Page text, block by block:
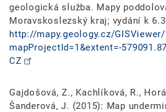
geologická služba. Mapy
Moravskoslezský kraj; vydání k
http://mapy.geology.cz/GISViewer/
mapProjectId=1&extent=-
CZ
Gajdošová, Z., Kachlíková, R.,
Šanderová, J. (2015): Map